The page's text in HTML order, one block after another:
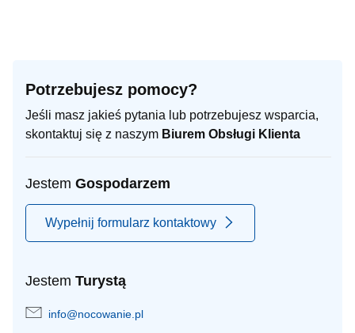
Potrzebujesz pomocy?
Jeśli masz jakieś pytania lub potrzebujesz wsparcia,
skontaktuj się z naszym Biurem Obsługi Klienta
Jestem Gospodarzem
Wypełnij formularz kontaktowy
Jestem Turystą
info@nocowanie.pl